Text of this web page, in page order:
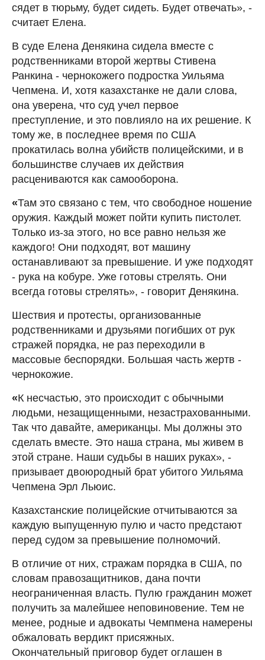
сядет в тюрьму, будет сидеть. Будет отвечать», -
считает Елена.
В суде Елена Денякина сидела вместе с
родственниками второй жертвы Стивена
Ранкина - чернокожего подростка Уильяма
Чепмена. И, хотя казахстанке не дали слова,
она уверена, что суд учел первое
преступление, и это повлияло на их решение. К
тому же, в последнее время по США
прокатилась волна убийств полицейскими, и в
большинстве случаев их действия
расцениваются как самооборона.
«Там это связано с тем, что свободное ношение
оружия. Каждый может пойти купить пистолет.
Только из-за этого, но все равно нельзя же
каждого! Они подходят, вот машину
останавливают за превышение. И уже подходят
- рука на кобуре. Уже готовы стрелять. Они
всегда готовы стрелять», - говорит Денякина.
Шествия и протесты, организованные
родственниками и друзьями погибших от рук
стражей порядка, не раз переходили в
массовые беспорядки. Большая часть жертв -
чернокожие.
«К несчастью, это происходит с обычными
людьми, незащищенными, незастрахованными.
Так что давайте, американцы. Мы должны это
сделать вместе. Это наша страна, мы живем в
этой стране. Наши судьбы в наших руках», -
призывает двоюродный брат убитого Уильяма
Чепмена Эрл Льюис.
Казахстанские полицейские отчитываются за
каждую выпущенную пулю и часто предстают
перед судом за превышение полномочий.
В отличие от них, стражам порядка в США, по
словам правозащитников, дана почти
неограниченная власть. Пулю гражданин может
получить за малейшее неповиновение. Тем не
менее, родные и адвокаты Чемпмена намерены
обжаловать вердикт присяжных.
Окончательный приговор будет оглашен в